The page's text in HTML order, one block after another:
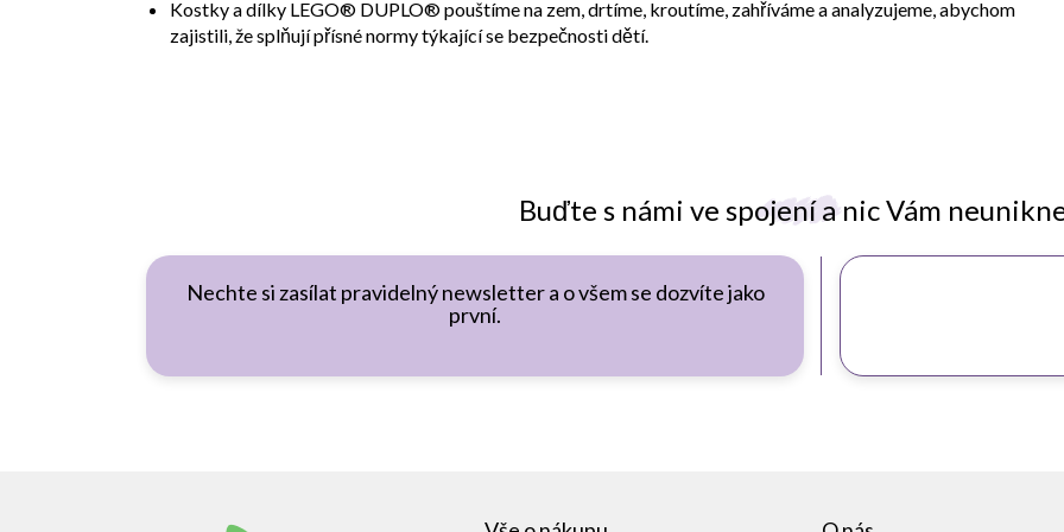
Buďte s námi ve spojení a nic Vám
Nechte si zasílat pravidelný newsletter a o všem se dozvíte jako
první.
Kostky a dílky LEGO® DUPLO® pouštíme na zem, drtíme, kroutíme, zahříváme a analyzujeme, abychom
zajistili, že splňují přísné normy týkající se bezpečnosti dětí.